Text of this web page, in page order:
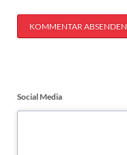
KOMMENTAR ABSENDEN
Social Media